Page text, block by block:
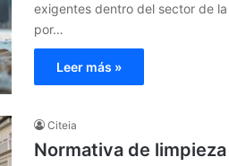
exigentes dentro del sector de
por…
Leer más »
Citeia
Normativa de limpieza